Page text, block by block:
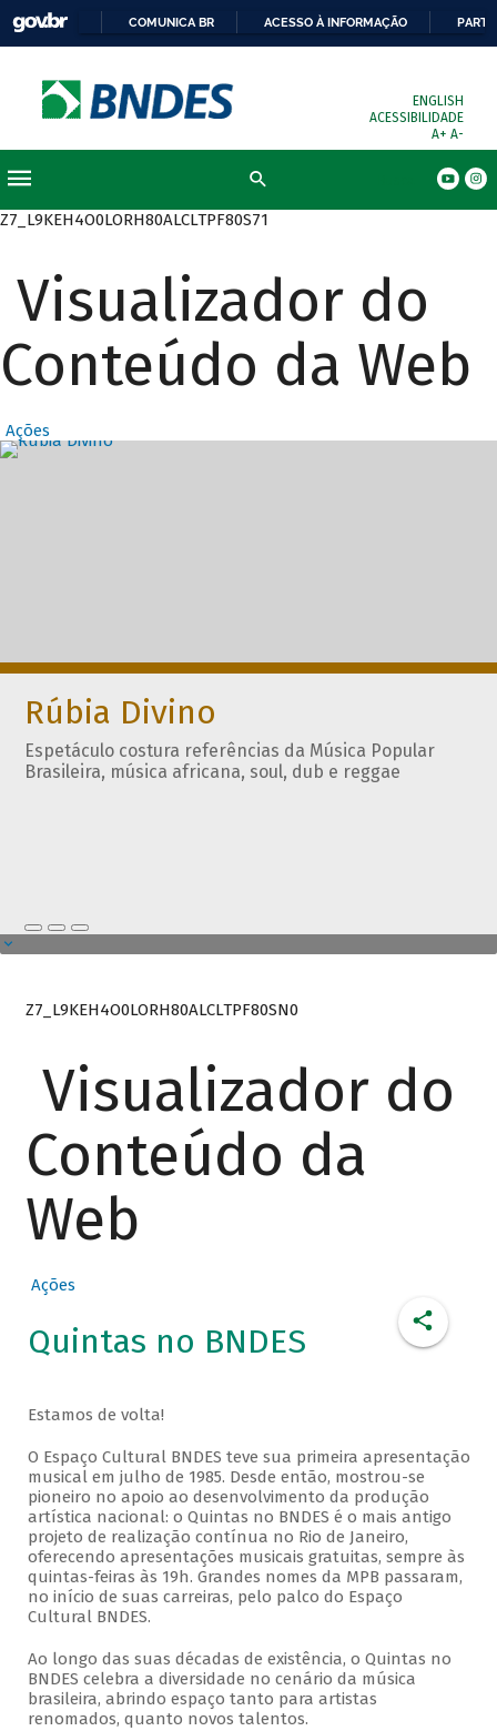
COMUNICA BR ACESSO À INFORMAÇÃO
ENGLISH
ACESSIBILIDADE
A+ A-
Z7_L9KEH4O0LORH80ALCLTPF80S71
Visualizador do
Conteúdo da Web
Ações
Destaques
Rúbia Divino
Espetáculo costura referências da Música Popular
Brasileira, música africana, soul, dub e reggae
Z7_L9KEH4O0LORH80ALCLTPF80SN0
Visualizador do
Conteúdo da
Web
Ações
Quintas no BNDES
Estamos de volta!
O Espaço Cultural BNDES teve sua primeira apresentação
musical em julho de 1985. Desde então, mostrou-se
pioneiro no apoio ao desenvolvimento da produção
artística nacional: o Quintas no BNDES é o mais antigo
projeto de realização contínua no Rio de Janeiro,
oferecendo apresentações musicais gratuitas, sempre às
quintas-feiras às 19h. Grandes nomes da MPB passaram,
no início de suas carreiras, pelo palco do Espaço
Cultural BNDES.
Ao longo das suas décadas de existência, o Quintas no
BNDES celebra a diversidade no cenário da música
brasileira, abrindo espaço tanto para artistas
renomados, quanto novos talentos.